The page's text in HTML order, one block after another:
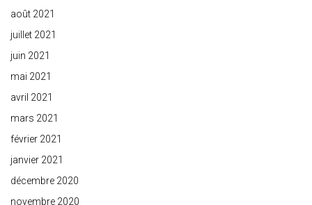
août 2021
juillet 2021
juin 2021
mai 2021
avril 2021
mars 2021
février 2021
janvier 2021
décembre 2020
novembre 2020